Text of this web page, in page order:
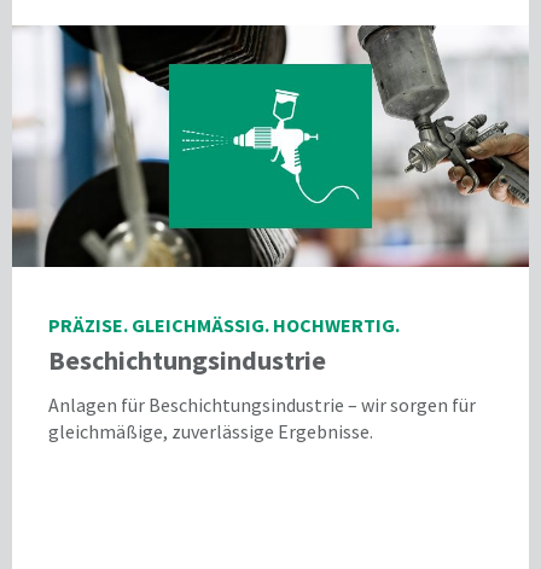
PRÄZISE. GLEICHMÄSSIG. HOCHWERTIG.
Beschichtungsindustrie
Anlagen für Beschichtungsindustrie – wir sorgen für
gleichmäßige, zuverlässige Ergebnisse.